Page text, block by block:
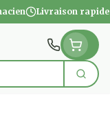
Livraison rapide